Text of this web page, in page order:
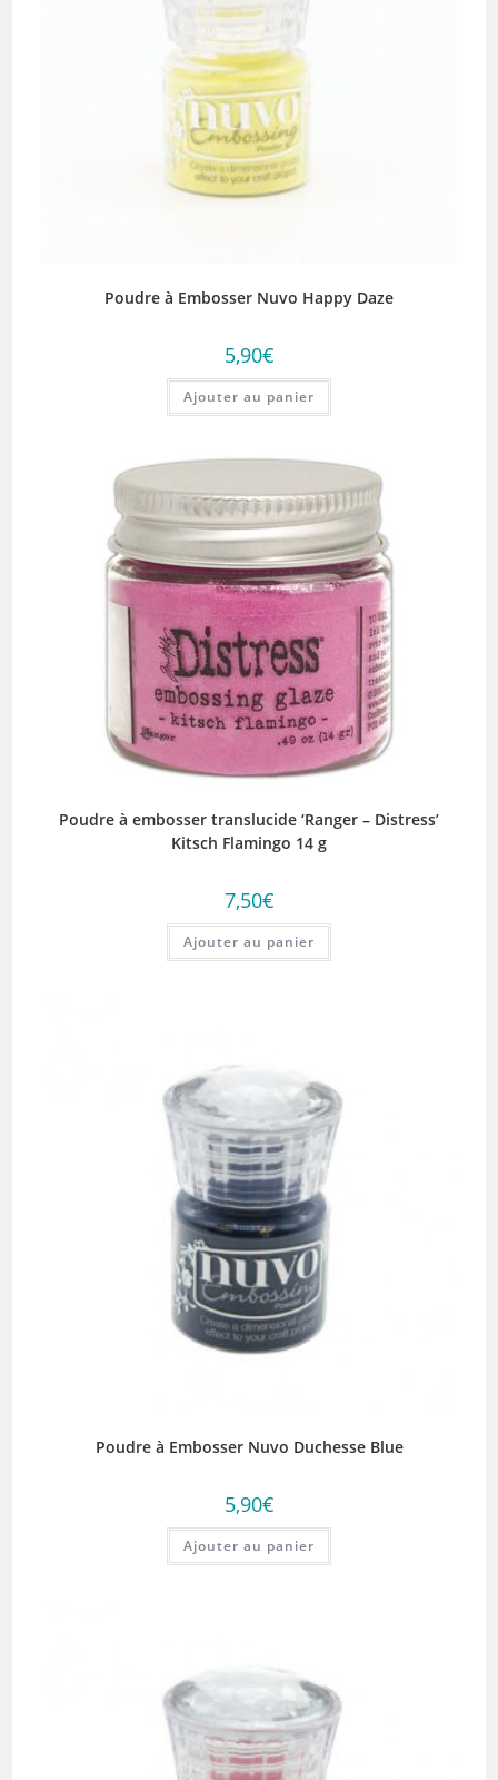
Poudre à Embosser Nuvo Happy Daze
5,90€
Ajouter au panier
Poudre à embosser translucide ‘Ranger – Distress’
Kitsch Flamingo 14 g
7,50€
Ajouter au panier
Poudre à Embosser Nuvo Duchesse Blue
5,90€
Ajouter au panier